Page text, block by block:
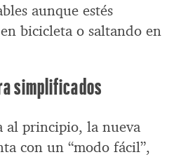
aunque estés
bicicleta o saltando en
simplificados
al principio, la nueva
con un “modo fácil”,